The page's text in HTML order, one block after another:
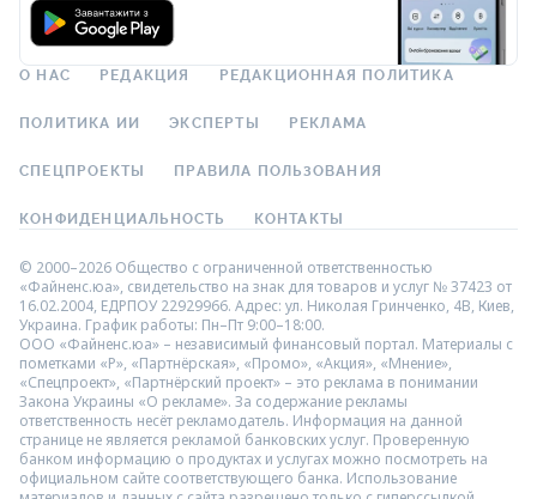
О НАС РЕДАКЦИЯ РЕДАКЦИОННАЯ ПОЛИТИКА
ПОЛИТИКА ИИ ЭКСПЕРТЫ РЕКЛАМА
СПЕЦПРОЕКТЫ ПРАВИЛА ПОЛЬЗОВАНИЯ
КОНФИДЕНЦИАЛЬНОСТЬ КОНТАКТЫ
© 2000–2026 Общество с ограниченной ответственностью
«Файненс.юа», свидетельство на знак для товаров и услуг № 37423 от
16.02.2004, ЕДРПОУ 22929966. Адрес: ул. Николая Гринченко, 4В, Киев,
Украина. График работы: Пн–Пт 9:00–18:00.
ООО «Файненс.юа» – независимый финансовый портал. Материалы с
пометками «Р», «Партнёрская», «Промо», «Акция», «Мнение»,
«Спецпроект», «Партнёрский проект» – это реклама в понимании
Закона Украины «О рекламе». За содержание рекламы
ответственность несёт рекламодатель. Информация на данной
странице не является рекламой банковских услуг. Проверенную
банком информацию о продуктах и услугах можно посмотреть на
официальном сайте соответствующего банка. Использование